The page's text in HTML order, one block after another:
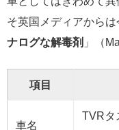
そ英国メディアから
ナログな解毒剤 」（
項目
車名
TVRタ